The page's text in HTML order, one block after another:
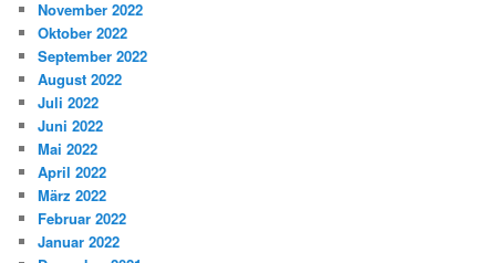
November 2022
Oktober 2022
September 2022
August 2022
Juli 2022
Juni 2022
Mai 2022
April 2022
März 2022
Februar 2022
Januar 2022